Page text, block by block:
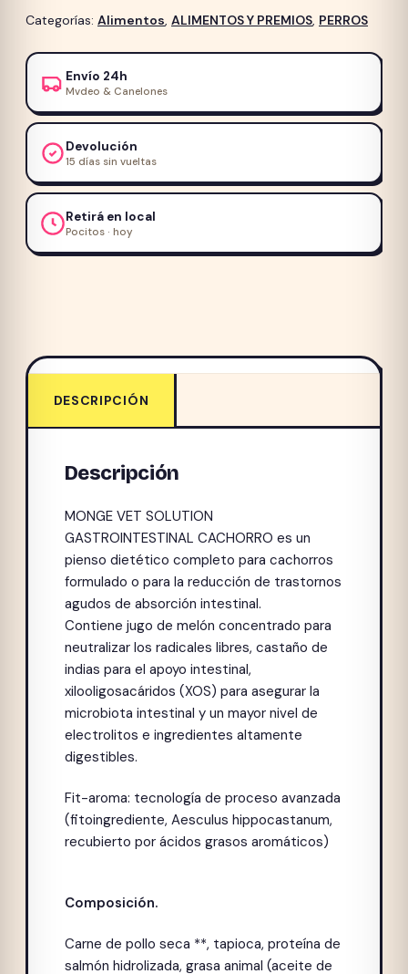
Categorías: Alimentos, ALIMENTOS Y PREMIOS, PERROS
Envío 24h
Mvdeo & Canelones
Devolución
15 días sin vueltas
Retirá en local
Pocitos · hoy
DESCRIPCIÓN
Descripción
MONGE VET SOLUTION
GASTROINTESTINAL CACHORRO es un
pienso dietético completo para cachorros
formulado o para la reducción de trastornos
agudos de absorción intestinal.
Contiene jugo de melón concentrado para
neutralizar los radicales libres, castaño de
indias para el apoyo intestinal,
xilooligosacáridos (XOS) para asegurar la
microbiota intestinal y un mayor nivel de
electrolitos e ingredientes altamente
digestibles.
Fit-aroma: tecnología de proceso avanzada
(fitoingrediente, Aesculus hippocastanum,
recubierto por ácidos grasos aromáticos)
Composición.
Carne de pollo seca **, tapioca, proteína de
salmón hidrolizada, grasa animal (aceite de